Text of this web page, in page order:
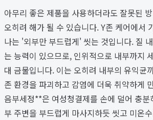
아무리 좋은 제품을 사용하더라도 잘못된
오히려 해가 될 수 있습니다. Y존 케어에서
나는 '외부만 부드럽게' 씻는 것입니다. 질
는 능력이 있으므로, 인위적으로 내부까지
대 금물입니다. 이는 오히려 내부의 유익균
존 환경을 파괴하고 감염에 더욱 취약하게
음부세정**은 여성청결제를 손에 덜어 충분
부 주변을 부드럽게 마사지하듯 씻고 미온